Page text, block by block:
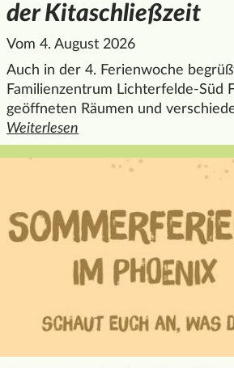
Wer
Aktives Alter
Arbeit mit zugewanderten
Familie
Kinder und Jugendliche
Filter
der Kitaschließzeit
Vom 4. August 2026
Auch in der 4. Ferienwoche
Familienzentrum Lichterfelde-Süd
geöffneten Räumen und
Weiterlesen
den ganzen Artikel